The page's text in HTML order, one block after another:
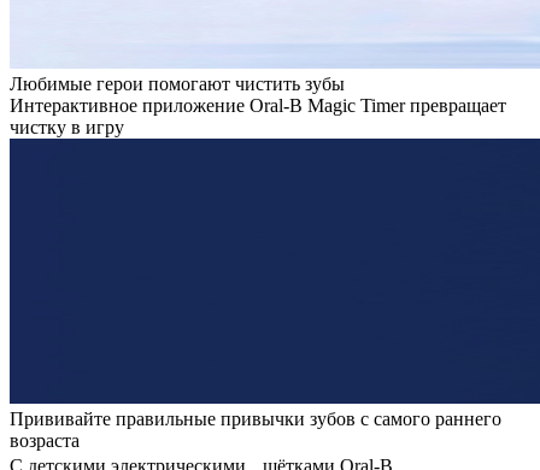
Любимые герои помогают чистить зубы
Интерактивное приложение Oral-B Magic Timer превращает
чистку в игру
Прививайте правильные привычки зубов с самого раннего
возраста
С детскими электрическими щётками Oral-B